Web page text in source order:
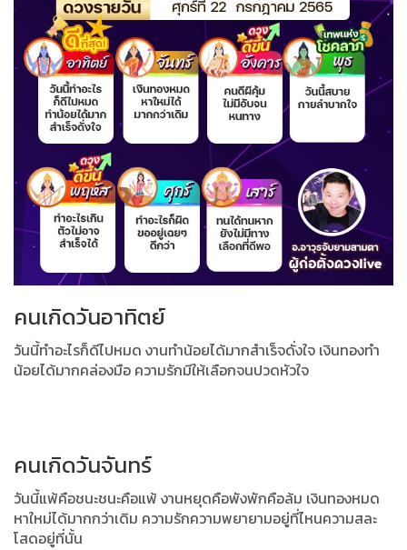
คนเกิดวันอาทิตย์
วันนี้ทำอะไรก็ดีไปหมด งานทำน้อยได้มากสำเร็จดั่งใจ เงินทองทำ
น้อยได้มากคล่องมือ ความรักมีให้เลือกจนปวดหัวใจ
คนเกิดวันจันทร์
วันนี้แพ้คือชนะชนะคือแพ้ งานหยุดคือพังพักคือล้ม เงินทองหมด
หาใหม่ได้มากกว่าเดิม ความรักความพยายามอยู่ที่ไหนความสละ
โสดอยู่ที่นั้น